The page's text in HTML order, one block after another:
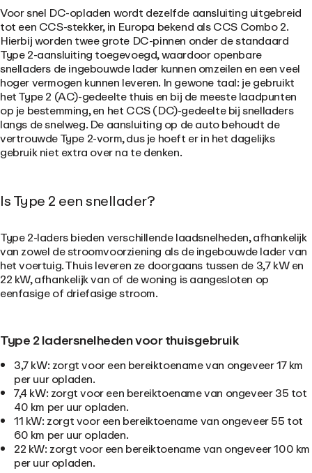
Voor snel DC-opladen wordt dezelfde aansluiting uitgebreid
tot een CCS-stekker, in Europa bekend als CCS Combo 2.
Hierbij worden twee grote DC-pinnen onder de standaard
Type 2-aansluiting toegevoegd, waardoor openbare
snelladers de ingebouwde lader kunnen omzeilen en een veel
hoger vermogen kunnen leveren. In gewone taal: je gebruikt
het Type 2 (AC)-gedeelte thuis en bij de meeste laadpunten
op je bestemming, en het CCS (DC)-gedeelte bij snelladers
langs de snelweg. De aansluiting op de auto behoudt de
vertrouwde Type 2-vorm, dus je hoeft er in het dagelijks
gebruik niet extra over na te denken.
Is Type 2 een snellader?
Type 2-laders bieden verschillende laadsnelheden, afhankelijk
van zowel de stroomvoorziening als de ingebouwde lader van
het voertuig. Thuis leveren ze doorgaans tussen de 3,7 kW en
22 kW, afhankelijk van of de woning is aangesloten op
eenfasige of driefasige stroom.
Type 2 ladersnelheden voor thuisgebruik
3,7 kW: zorgt voor een bereiktoename van ongeveer 17 km
per uur opladen.
7,4 kW: zorgt voor een bereiktoename van ongeveer 35 tot
40 km per uur opladen.
11 kW: zorgt voor een bereiktoename van ongeveer 55 tot
60 km per uur opladen.
22 kW: zorgt voor een bereiktoename van ongeveer 100 km
per uur opladen.